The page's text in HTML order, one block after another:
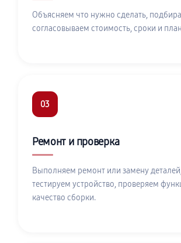
Объясняем что нужно сделать,
согласовываем стоимость, сроки и
03
Ремонт и проверка
Выполняем ремонт или замену
тестируем устройство, проверяем
качество сборки.